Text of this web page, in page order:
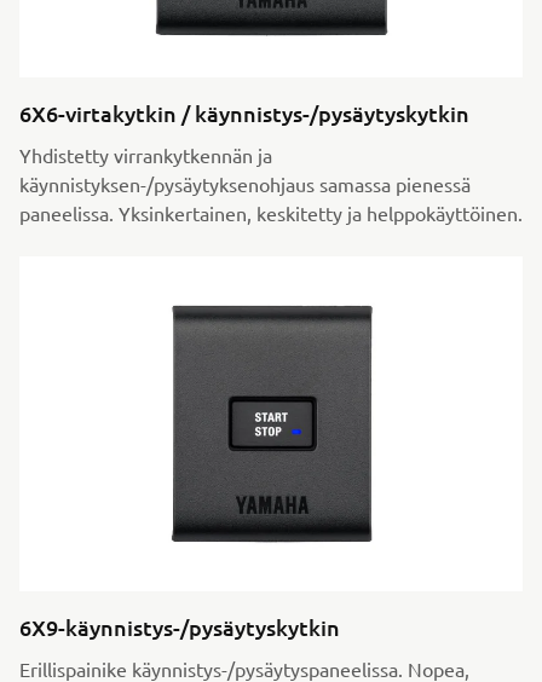
6X6-virtakytkin / käynnistys-/pysäytyskytkin
Yhdistetty virrankytkennän ja
käynnistyksen-/pysäytyksenohjaus samassa pienessä
paneelissa. Yksinkertainen, keskitetty ja helppokäyttöinen.
6X9-käynnistys-/pysäytyskytkin
Erillispainike käynnistys-/pysäytyspaneelissa. Nopea,